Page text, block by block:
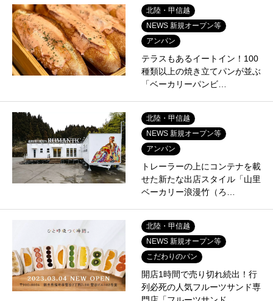
北陸・甲信越
NEWS 新規オープン等
アンパン
テラスもあるイートイン！100
種類以上の焼き立てパンが並ぶ
「ベーカリーパンビ…
北陸・甲信越
NEWS 新規オープン等
アンパン
トレーラーの上にコンテナを載
せた新たな出店スタイル「山里
ベーカリー浪漫竹（ろ…
北陸・甲信越
NEWS 新規オープン等
こだわりのパン
開店1時間で売り切れ続出！行
列必死の人気フルーツサンド専